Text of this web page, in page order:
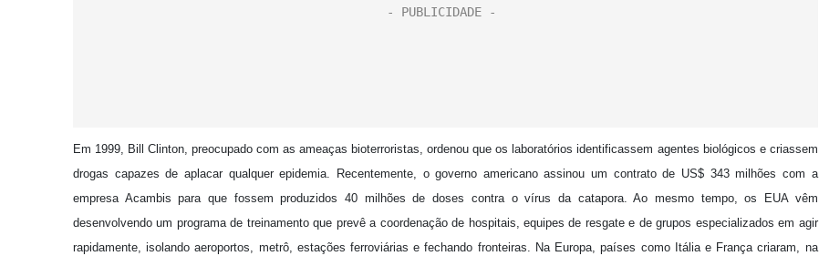
Em 1999, Bill Clinton, preocupado com as ameaças bioterroristas, ordenou que os laboratórios identificassem agentes biológicos e criassem
drogas capazes de aplacar qualquer epidemia. Recentemente, o governo americano assinou um contrato de US$ 343 milhões com a
empresa Acambis para que fossem produzidos 40 milhões de doses contra o vírus da catapora. Ao mesmo tempo, os EUA vêm
desenvolvendo um programa de treinamento que prevê a coordenação de hospitais, equipes de resgate e de grupos especializados em agir
rapidamente, isolando aeroportos, metrô, estações ferroviárias e fechando fronteiras. Na Europa, países como Itália e França criaram, na